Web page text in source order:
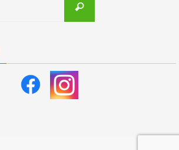
Recherche